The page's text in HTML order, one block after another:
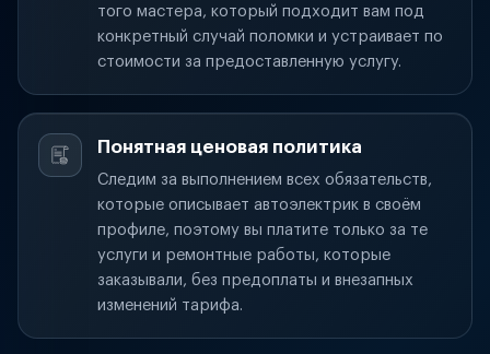
того мастера, который подходит вам под
конкретный случай поломки и устраивает по
стоимости за предоставленную услугу.
Понятная ценовая политика
Следим за выполнением всех обязательств,
которые описывает автоэлектрик в своём
профиле, поэтому вы платите только за те
услуги и ремонтные работы, которые
заказывали, без предоплаты и внезапных
изменений тарифа.